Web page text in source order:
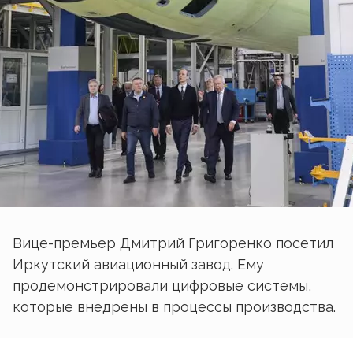
Вице-премьер Дмитрий Григоренко посетил
Иркутский авиационный завод. Ему
продемонстрировали цифровые системы,
которые внедрены в процессы производства.